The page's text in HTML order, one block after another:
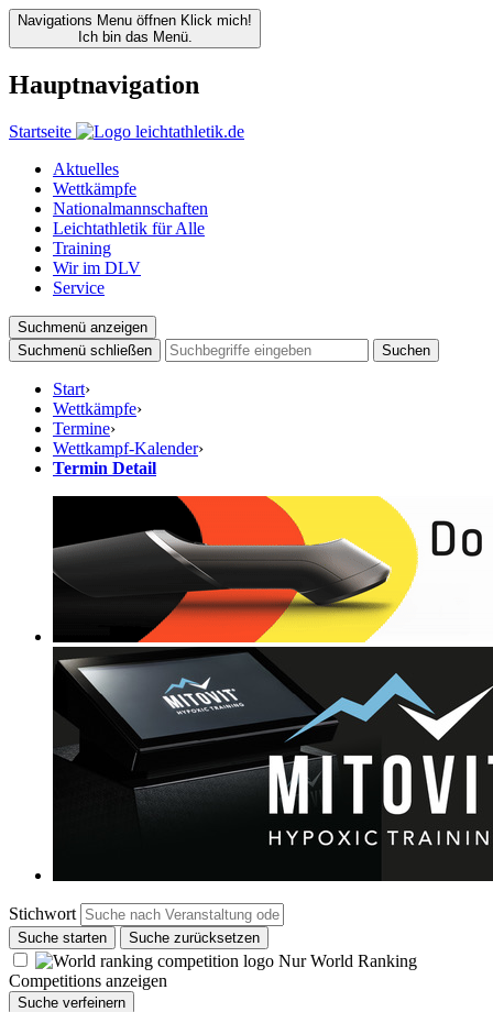
Navigations Menu öffnen Klick mich!
Ich bin das Menü.
Hauptnavigation
Startseite
Aktuelles
Wettkämpfe
Nationalmannschaften
Leichtathletik für Alle
Training
Wir im DLV
Service
Suchmenü anzeigen
Suchmenü schließen
Suchen
Start›
Wettkämpfe›
Termine›
Wettkampf-Kalender›
Termin Detail
Stichwort
Suche starten Suche zurücksetzen
Nur World Ranking
Competitions anzeigen
Suche verfeinern